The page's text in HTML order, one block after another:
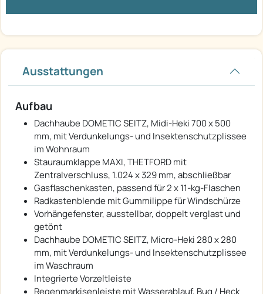
Ausstattungen
Aufbau
Dachhaube DOMETIC SEITZ, Midi-Heki 700 x 500
mm, mit Verdunkelungs- und Insektenschutzplissee
im Wohnraum
Stauraumklappe MAXI, THETFORD mit
Zentralverschluss, 1.024 x 329 mm, abschließbar
Gasflaschenkasten, passend für 2 x 11-kg-Flaschen
Radkastenblende mit Gummilippe für Windschürze
Vorhängefenster, ausstellbar, doppelt verglast und
getönt
Dachhaube DOMETIC SEITZ, Micro-Heki 280 x 280
mm, mit Verdunkelungs- und Insektenschutzplissee
im Waschraum
Integrierte Vorzeltleiste
Regenmarkisenleiste mit Wasserablauf, Bug / Heck